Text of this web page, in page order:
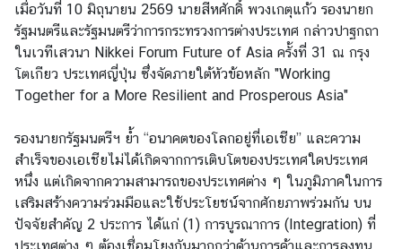
ษ
ฐ
กิ
จ
ร
ห
ว่
า
ง
ป
เมื่อวันที่ 10 มิถุนายน 2569 นายสีหศักดิ์ พวงเกตุแก้ว รองนายก
รัฐมนตรีและรัฐมนตรีว่าการกระทรวงการต่างประเทศ กล่าวปาฐกถา
ในเวทีเสวนา Nikkei Forum Future of Asia ครั้งที่ 31 ณ กรุง
โตเกียว ประเทศญี่ปุ่น ซึ่งจัดภายใต้หัวข้อหลัก "Working
Together for a More Resilient and Prosperous Asia"
รองนายกรัฐมนตรีฯ ย้ำ “อนาคตของโลกอยู่ที่เอเชีย” และความ
สำเร็จของเอเชียไม่ได้เกิดจากการเติบโตของประเทศใดประเทศ
หนึ่ง แต่เกิดจากความสามารถของประเทศต่าง ๆ ในภูมิภาคในการ
เสริมสร้างความร่วมมือและใช้ประโยชน์จากศักยภาพร่วมกัน บน
ปัจจัยสำคัญ 2 ประการ ได้แก่ (1) การบูรณาการ (Integration) ที่